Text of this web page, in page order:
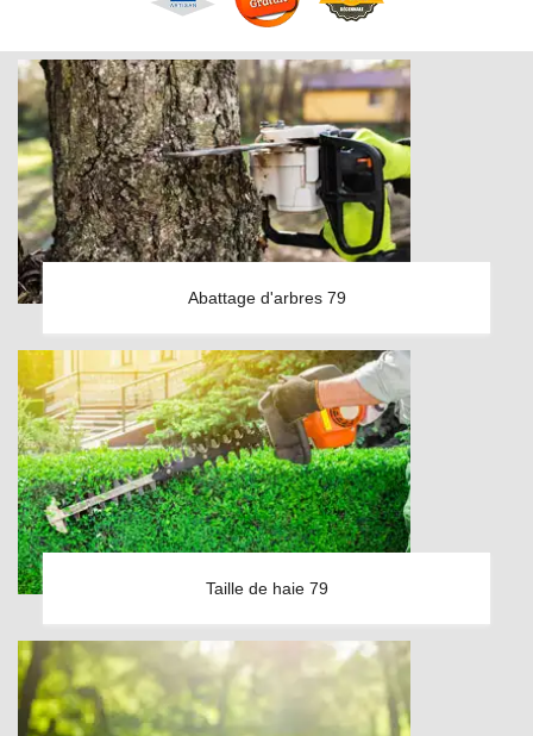
Abattage d'arbres 79
Taille de haie 79